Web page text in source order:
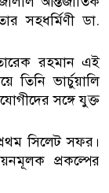
সহধর্মিণী ডা.
তারেক রহমান এই
তিনি ভার্চুয়ালি
সঙ্গে যুক্ত
সিলেট সফর।
প্রকল্পের